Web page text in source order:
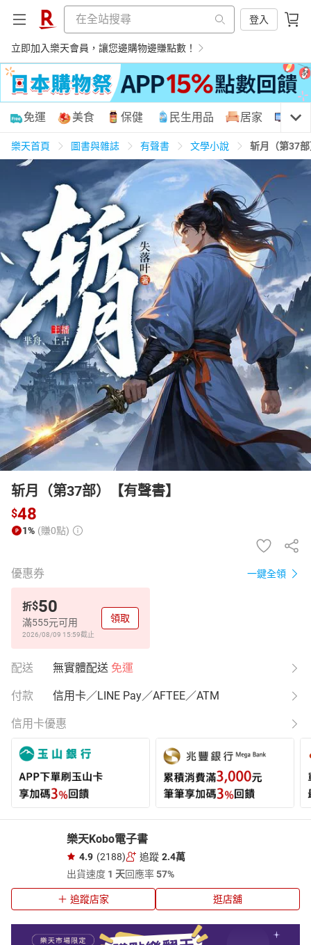
登入
立即加入樂天會員，讓您邊購物邊賺點數！
購物網分類
天天免運 美食蛋糕 養生保健 民生用品
居家生活 3C家電 運動休閒 親子玩具
女裝 男裝 化妝保養 情趣用品
日本購物 電子/紙本書
HOT
免運 美食 保健 民生用品 居家 3C
樂天首頁 圖書與雜誌 有聲書 文學小說 斩月（第37
斩月（第37部）【有聲書】
$48
1% (賺0點)
優惠券 一鍵全領
折$50
滿555元可用
2026/08/09 15:59截止
領取
配送 無實體配送 免運
付款 信用卡／LINE Pay／AFTEE／ATM
信用卡優惠
樂天Kobo電子書
4.9 (2188) 追蹤 2.4萬
出貨速度 1 天回應率57%
追蹤店家 逛店舖